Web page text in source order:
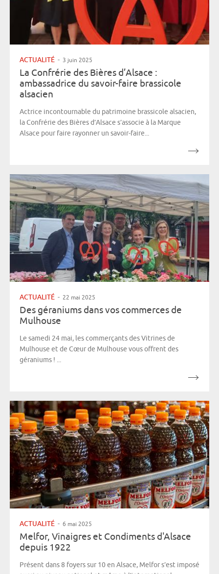
ACTUALITÉ - 3 juin 2025
La Confrérie des Bières d’Alsace :
ambassadrice du savoir-faire brassicole
alsacien
Actrice incontournable du patrimoine brassicole alsacien,
la Confrérie des Bières d’Alsace s’associe à la Marque
Alsace pour faire rayonner un savoir-faire...
ACTUALITÉ - 22 mai 2025
Des géraniums dans vos commerces de
Mulhouse
Le samedi 24 mai, les commerçants des Vitrines de
Mulhouse et de Cœur de Mulhouse vous offrent des
géraniums ! ...
ACTUALITÉ - 6 mai 2025
Melfor, Vinaigres et Condiments d'Alsace
depuis 1922
Présent dans 8 foyers sur 10 en Alsace, Melfor s’est imposé